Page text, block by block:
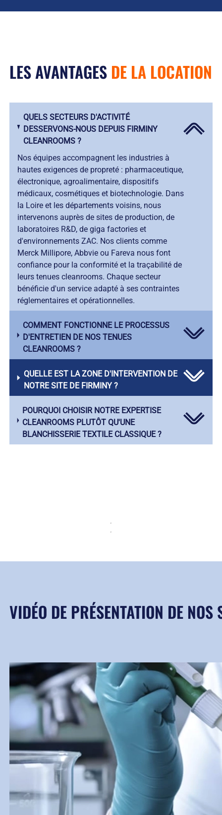
LES AVANTAGES DE LA LOCATION
QUELS SECTEURS D'ACTIVITÉ
DESSERVONS-NOUS DEPUIS FIRMINY
CLEANROOMS ?
Nos équipes accompagnent les industries à
hautes exigences de propreté : pharmaceutique,
électronique, agroalimentaire, dispositifs
médicaux, cosmétiques et biotechnologie. Dans
la Loire et les départements voisins, nous
intervenons auprès de sites de production, de
laboratoires R&D, de giga factories et
d'environnements ZAC. Nos clients comme
Merck Millipore, Abbvie ou Fareva nous font
confiance pour la conformité et la traçabilité de
leurs tenues cleanrooms. Chaque secteur
bénéficie d'un service adapté à ses contraintes
réglementaires et opérationnelles.
COMMENT FONCTIONNE LE PROCESSUS
D'ENTRETIEN DE NOS TENUES
CLEANROOMS ?
QUELLE EST LA ZONE D'INTERVENTION DE
NOTRE SITE DE FIRMINY ?
POURQUOI CHOISIR NOTRE EXPERTISE
CLEANROOMS PLUTÔT QU'UNE
BLANCHISSERIE TEXTILE CLASSIQUE ?
VIDÉO DE PRÉSENTATION DE NOS